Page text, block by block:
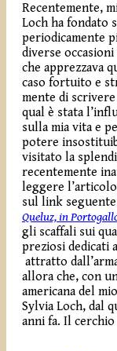
Recentemente,
Loch ha fondato
periodicamente
diverse
che apprezzava
caso fortuito e
mente di
qual è stata
sulla mia vita e
potere
visitato la
recentemente
leggere
sul link
Queluz, in
gli scaffali sui
preziosi dedicati
attratto
allora che, con
americana del
Sylvia Loch, dal
anni fa. Il cerchio